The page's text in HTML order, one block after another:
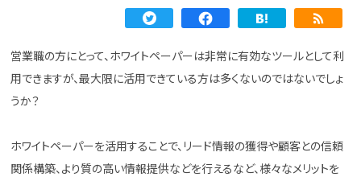
営業職の方にとって、ホワイトペーパーは非常に有効なツールとして利
用できますが、最大限に活用できている方は多くないのではないでしょ
うか？
ホワイトペーパーを活用することで、リード情報の獲得や顧客との信頼
関係構築、より質の高い情報提供などを行えるなど、様々なメリットを